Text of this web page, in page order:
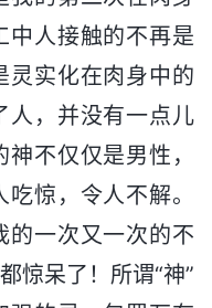
中人接触的不再是
灵实化在肉身中的
人，并没有一点儿
不仅仅是男性，
惊，令人不解。
的一次又一次的不
惊呆了！所谓“神”